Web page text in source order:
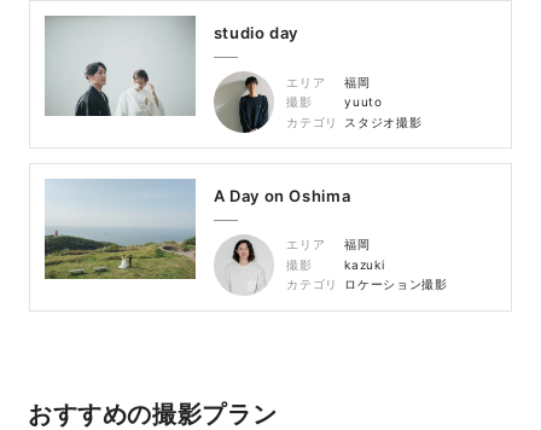
studio day
エリア
福岡
撮影
yuuto
カテゴリ
スタジオ撮影
A Day on Oshima
エリア
福岡
撮影
kazuki
カテゴリ
ロケーション撮影
おすすめの撮影プラン